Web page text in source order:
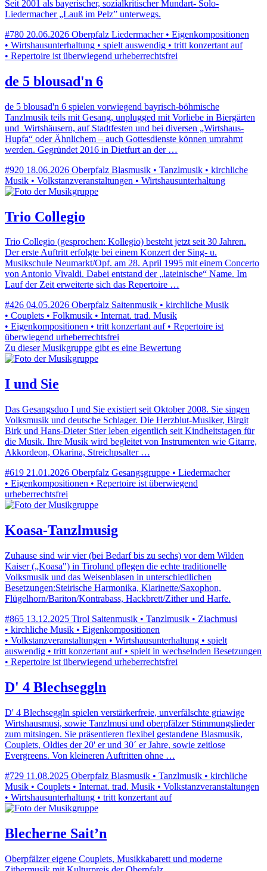
Seit 2001 als bayerischer, sozialkritischer Mundart- Solo-
Liedermacher „Lauß im Pelz” unterwegs.
#780 20.06.2026 Oberpfalz Liedermacher • Eigenkompositionen
• Wirtshausunterhaltung • spielt auswendig • tritt konzertant auf
• Repertoire ist überwiegend urheberrechtsfrei
de 5 blousad'n 6
de 5 blousad'n 6 spielen vorwiegend bayrisch-böhmische
Tanzlmusik teils mit Gesang, unplugged mit Vorliebe in Biergärten
und Wirtshäusern, auf Stadtfesten und bei diversen „Wirtshaus-
Hupfa“ oder Ähnlichem – auch Gottesdienste können umrahmt
werden. Gegründet 2016 in Dietfurt an der …
#920 18.06.2026 Oberpfalz Blasmusik • Tanzlmusik • kirchliche
Musik • Volkstanzveranstaltungen • Wirtshausunterhaltung
Trio Collegio
Trio Collegio (gesprochen: Kollegio) besteht jetzt seit 30 Jahren.
Der erste Auftritt erfolgte bei einem Konzert der Sing- u.
Musikschule Neumarkt/Opf. am 28. April 1995 mit einem Concerto
von Antonio Vivaldi. Dabei entstand der „lateinische“ Name. Im
Lauf der Zeit erweiterte sich das Repertoire …
#426 04.05.2026 Oberpfalz Saitenmusik • kirchliche Musik
• Couplets • Folkmusik • Internat. trad. Musik
• Eigenkompositionen • tritt konzertant auf • Repertoire ist
überwiegend urheberrechtsfrei
Zu dieser Musikgruppe gibt es eine Bewertung
I und Sie
Das Gesangsduo I und Sie existiert seit Oktober 2008. Sie singen
Volksmusik und deutsche Schlager. Die Herzblut-Musiker, Birgit
Birk und Hans-Dieter Stier leben eigentlich seit Kindheitstagen für
die Musik. Ihre Musik wird begleitet von Instrumenten wie Gitarre,
Akkordeon, Okarina, Streichpsalter …
#619 21.01.2026 Oberpfalz Gesangsgruppe • Liedermacher
• Eigenkompositionen • Repertoire ist überwiegend
urheberrechtsfrei
Koasa-Tanzlmusig
Zuhause sind wir vier (bei Bedarf bis zu sechs) vor dem Wilden
Kaiser („Koasa") in Tirolund pflegen die echte traditionelle
Volksmusik und das Weisenblasen in unterschiedlichen
Besetzungen:Steirische Harmonika, Klarinette/Saxophon,
Flügelhorn/Bariton/Kontrabass, Hackbrett/Zither und Harfe.
#865 13.12.2025 Tirol Saitenmusik • Tanzlmusik • Ziachmusi
• kirchliche Musik • Eigenkompositionen
• Volkstanzveranstaltungen • Wirtshausunterhaltung • spielt
auswendig • tritt konzertant auf • spielt in wechselnden Besetzungen
• Repertoire ist überwiegend urheberrechtsfrei
D' 4 Blechseggln
D' 4 Blechseggln spielen verstärkerfreie, unverfälschte griawige
Wirtshausmusi, sowie Tanzlmusi und oberpfälzer Stimmungslieder
zum mitsingen. Sie präsentieren flexibel gestandene Blasmusik,
Couplets, Oldies der 20' er und 30´ er Jahre, sowie zeitlose
Evergreens. Von kleineren Auftritten ohne …
#729 11.08.2025 Oberpfalz Blasmusik • Tanzlmusik • kirchliche
Musik • Couplets • Internat. trad. Musik • Volkstanzveranstaltungen
• Wirtshausunterhaltung • tritt konzertant auf
Blecherne Sait’n
Oberpfälzer eigene Couplets, Musikkabarett und moderne